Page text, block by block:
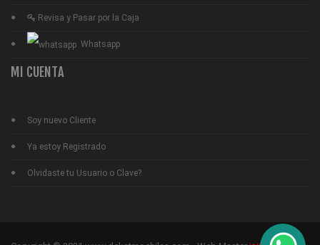
Revisa y Pasar por la Caja
Whatsapp
MI CUENTA
Soy nuevo Cliente
Ya estoy Registrado
Olvidaste tu Usuario o Clave?